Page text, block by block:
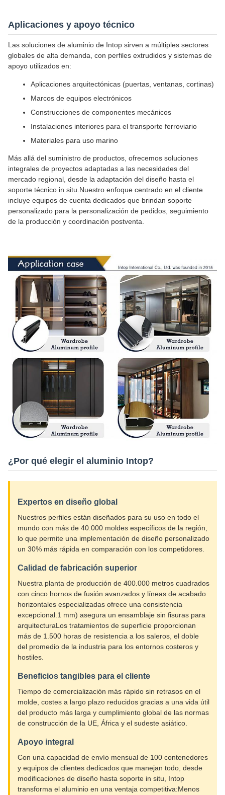
Aplicaciones y apoyo técnico
Las soluciones de aluminio de Intop sirven a múltiples sectores
globales de alta demanda, con perfiles extrudidos y sistemas de
apoyo utilizados en:
Aplicaciones arquitectónicas (puertas, ventanas, cortinas)
Marcos de equipos electrónicos
Construcciones de componentes mecánicos
Instalaciones interiores para el transporte ferroviario
Materiales para uso marino
Más allá del suministro de productos, ofrecemos soluciones
integrales de proyectos adaptadas a las necesidades del
mercado regional, desde la adaptación del diseño hasta el
soporte técnico in situ.Nuestro enfoque centrado en el cliente
incluye equipos de cuenta dedicados que brindan soporte
personalizado para la personalización de pedidos, seguimiento
de la producción y coordinación postventa.
¿Por qué elegir el aluminio Intop?
Expertos en diseño global
Nuestros perfiles están diseñados para su uso en todo el
mundo con más de 40.000 moldes específicos de la región,
lo que permite una implementación de diseño personalizado
un 30% más rápida en comparación con los competidores.
Calidad de fabricación superior
Nuestra planta de producción de 400.000 metros cuadrados
con cinco hornos de fusión avanzados y líneas de acabado
horizontales especializadas ofrece una consistencia
excepcional.1 mm) asegura un ensamblaje sin fisuras para
arquitecturaLos tratamientos de superficie proporcionan
más de 1.500 horas de resistencia a los saleros, el doble
del promedio de la industria para los entornos costeros y
hostiles.
Beneficios tangibles para el cliente
Tiempo de comercialización más rápido sin retrasos en el
molde, costes a largo plazo reducidos gracias a una vida útil
del producto más larga y cumplimiento global de las normas
de construcción de la UE, África y el sudeste asiático.
Apoyo integral
Con una capacidad de envío mensual de 100 contenedores
y equipos de clientes dedicados que manejan todo, desde
modificaciones de diseño hasta soporte in situ, Intop
transforma el aluminio en una ventaja competitiva:Menos